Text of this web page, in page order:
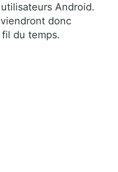
Android.
donc
fil du temps.